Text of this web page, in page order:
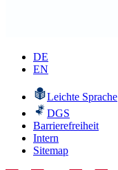
DE
EN
Leichte Sprache
DGS
Barrierefreiheit
Intern
Sitemap